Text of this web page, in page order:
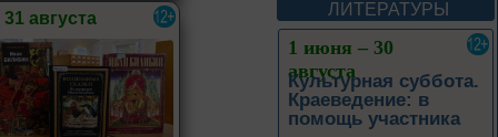
31 августа
ЛИТЕРАТУРЫ
1 июня – 30
августа
Культурная суббота.
Краеведение: в
помощь участника